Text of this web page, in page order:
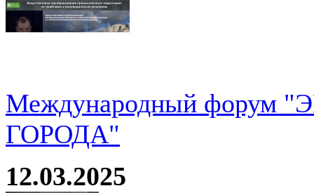
Международный
ГОРОДА"
12.03.2025